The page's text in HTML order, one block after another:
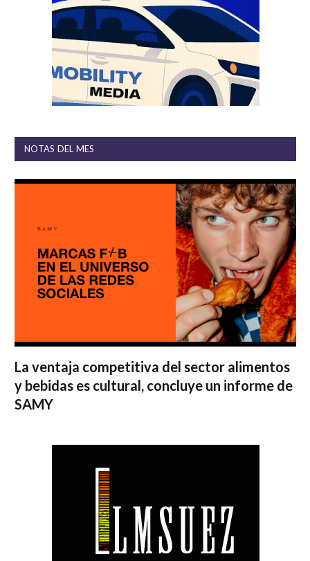
NOTAS DEL MES
La ventaja competitiva del sector alimentos
y bebidas es cultural, concluye un informe de
SAMY